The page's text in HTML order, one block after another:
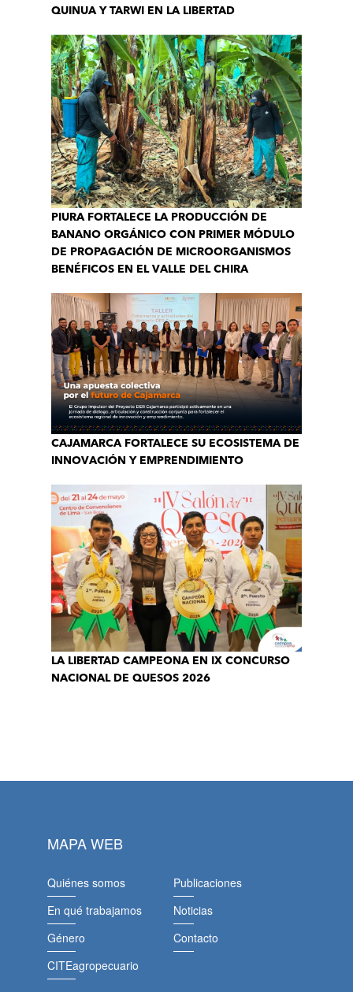
QUINUA Y TARWI EN LA LIBERTAD
PIURA FORTALECE LA PRODUCCIÓN DE
BANANO ORGÁNICO CON PRIMER MÓDULO
DE PROPAGACIÓN DE MICROORGANISMOS
BENÉFICOS EN EL VALLE DEL CHIRA
CAJAMARCA FORTALECE SU ECOSISTEMA DE
INNOVACIÓN Y EMPRENDIMIENTO
LA LIBERTAD CAMPEONA EN IX CONCURSO
NACIONAL DE QUESOS 2026
MAPA WEB
Quiénes somos
En qué trabajamos
Género
CITEagropecuario
Publicaciones
Noticias
Contacto